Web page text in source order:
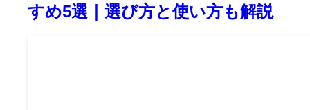
すめ5選｜選び方と使い方も解説